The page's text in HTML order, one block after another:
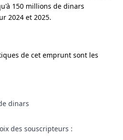
150 millions de dinars
2024 et 2025.
de cet emprunt sont les
dinars
des souscripteurs :